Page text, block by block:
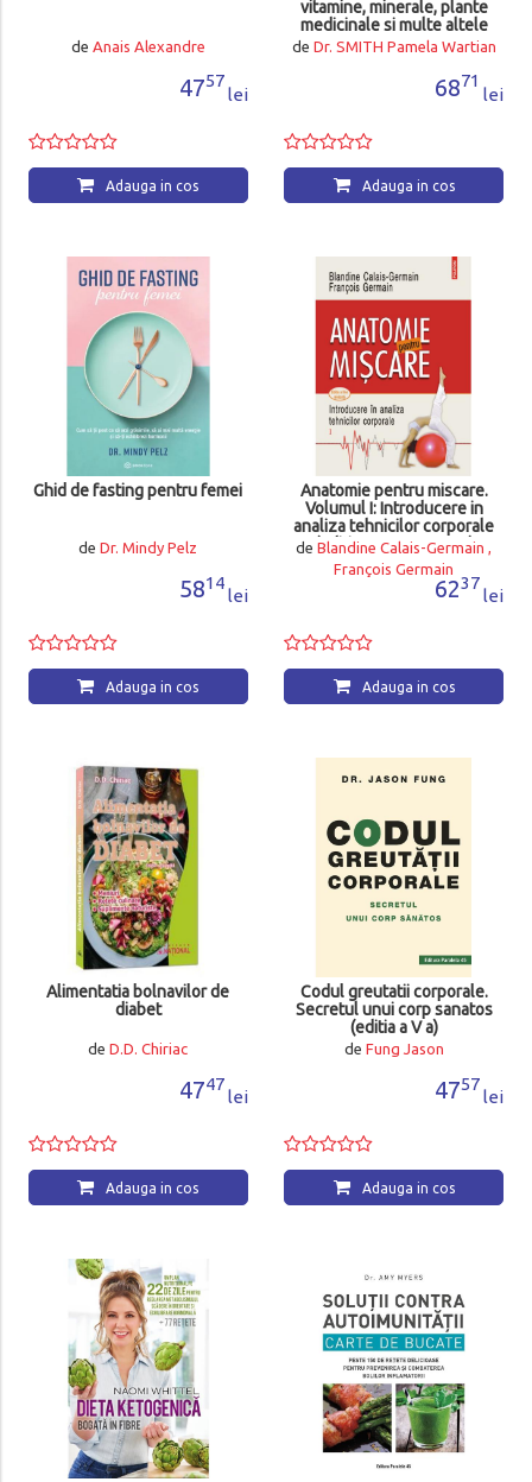
de Anais Alexandre
4757
lei
Adauga in cos
vitamine, minerale, plante
medicinale si multe altele
de Dr. SMITH Pamela Wartian
6871
lei
Adauga in cos
Ghid de fasting pentru femei
deDr. Mindy Pelz
5814
lei
Adauga in cos
Anatomie pentru miscare.
Volumul I: Introducere in
analiza tehnicilor corporale
(editia a III-a revazuta)
de Blandine Calais-Germain ,
François Germain
6237
lei
Adauga in cos
Alimentatia bolnavilor de
diabet
deD.D. Chiriac
4747
lei
Adauga in cos
Codul greutatii corporale.
Secretul unui corp sanatos
(editia a V a)
de Fung Jason
4757
lei
Adauga in cos